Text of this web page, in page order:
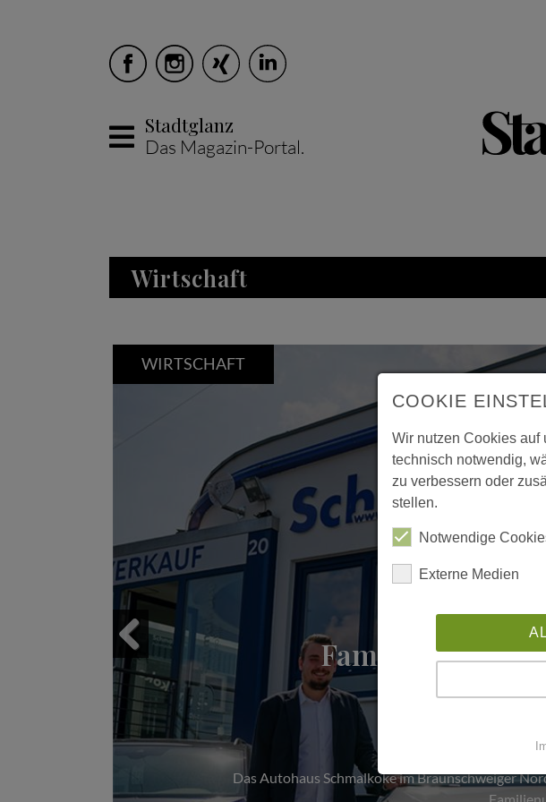
Stadtglanz
Das Magazin-Portal.
Wirtschaft
WIRTSCHAFT
Familienwerte
Die
Ein
Das Autohaus Schmalkoke im Braunschweiger
Previous
COOKIE
Wir nutzen Cookies auf
technisch notwendig,
zu verbessern oder
stellen.
Notwendige
Externe Medien